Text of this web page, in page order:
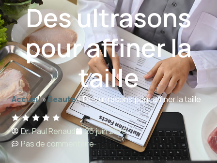
Des ultrasons
pour affiner la
taille
Accueil»Beauté»Des ultrasons pour affiner la taille
Dr. Paul Renaud
26 juin 2026
Pas de commentaire